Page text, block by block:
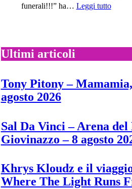
singolo
“Twiggy”
funerali!!!” ha… Leggi tutto:
nuovo
“Ah
ha”
Ultimi articoli
Tony Pitony –
agosto 2026
Sal Da Vinci – Arena del
Giovinazzo – 8 agosto
Khrys Kloudz e il
Where The Light Runs